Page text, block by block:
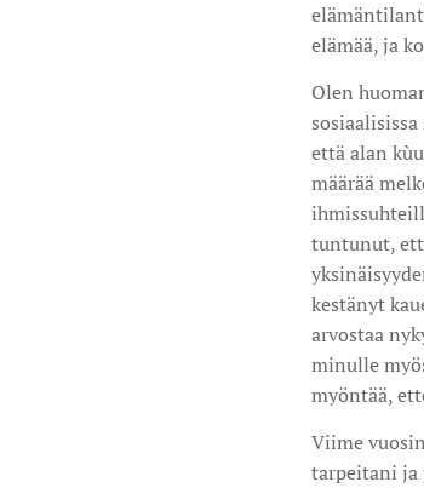
elämää, ja
Olen
että alan
määrää
tuntunut,
kestänyt
arvostaa
minulle
myöntää,
Viime
tarpeitani ja